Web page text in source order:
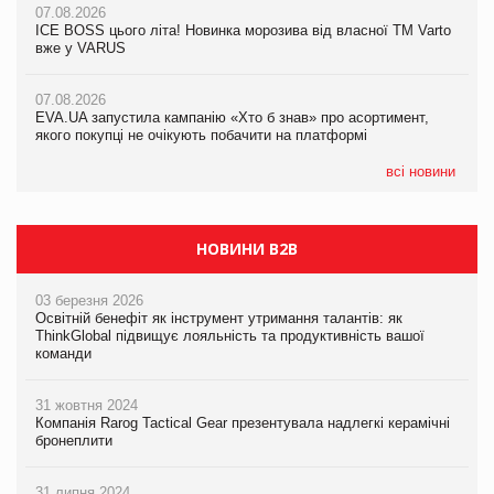
07.08.2026
ICE BOSS цього літа! Новинка морозива від власної ТМ Varto
вже у VARUS
07.08.2026
EVA.UA запустила кампанію «Хто б знав» про асортимент,
якого покупці не очікують побачити на платформі
всі новини
07.08.2026
ICE BOSS цього літа! Новинка морозива від власної ТМ Varto
вже у VARUS
07.08.2026
EVA.UA запустила кампанію «Хто б знав» про асортимент,
якого покупці не очікують побачити на платформі
Продажі Hugo Boss впали на 9%
НОВИНИ B2B
03 березня 2026
Освітній бенефіт як інструмент утримання талантів: як
ThinkGlobal підвищує лояльність та продуктивність вашої
команди
31 жовтня 2024
Компанія Rarog Tactical Gear презентувала надлегкі керамічні
бронеплити